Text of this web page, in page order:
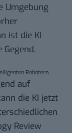
Umgebung
ist die KI
Robotern.
auf
die KI jetzt
Review